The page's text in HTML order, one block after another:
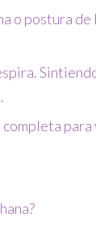
o postura de
para